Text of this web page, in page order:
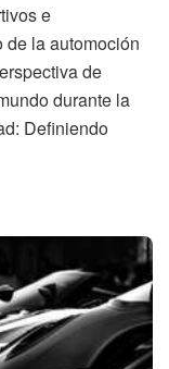
e
la automoción
de
durante la
Definiendo